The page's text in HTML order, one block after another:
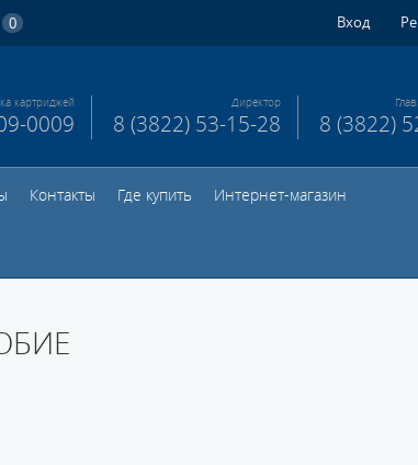
0 Вход
картриджей
0009
Директор
8 (3822) 53-15-28 8 (3822)
Контакты Где купить Интернет-магазин